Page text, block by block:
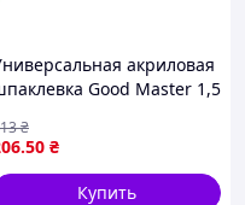
акриловая
Good Master 1,5
.50 ₴
₴
Купить